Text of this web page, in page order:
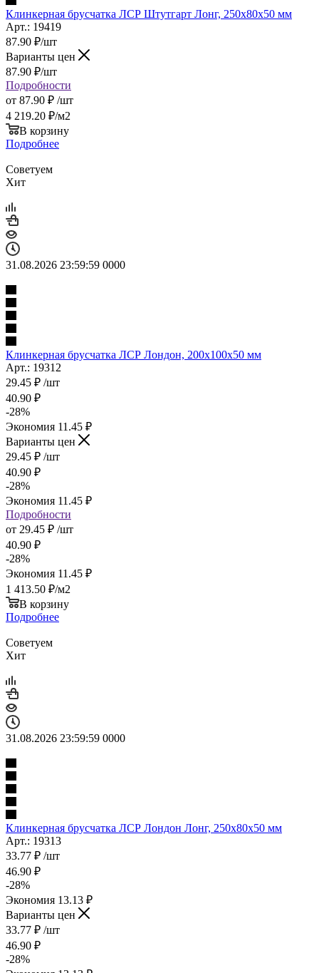
Клинкерная брусчатка ЛСР Штутгарт Лонг, 250x80x50 мм
Арт.: 19419
87.90 ₽/шт
Варианты цен
87.90 ₽/шт
Подробности
от 87.90 ₽ /шт
4 219.20 ₽/м2
В корзину
Подробнее
Советуем
Хит
31.08.2026 23:59:59 0000
Клинкерная брусчатка ЛСР Лондон, 200x100x50 мм
Арт.: 19312
29.45 ₽ /шт
40.90 ₽
-28%
Экономия 11.45 ₽
Варианты цен
29.45 ₽ /шт
40.90 ₽
-28%
Экономия 11.45 ₽
Подробности
от 29.45 ₽ /шт
40.90 ₽
-28%
Экономия 11.45 ₽
1 413.50 ₽/м2
В корзину
Подробнее
Советуем
Хит
31.08.2026 23:59:59 0000
Клинкерная брусчатка ЛСР Лондон Лонг, 250x80x50 мм
Арт.: 19313
33.77 ₽ /шт
46.90 ₽
-28%
Экономия 13.13 ₽
Варианты цен
33.77 ₽ /шт
46.90 ₽
-28%